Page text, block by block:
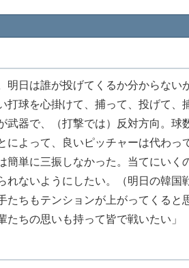
明日は誰が投げてくるか分からない
打球を心掛けて、捕って、投げて、
武器で、（打撃では）反対方向。球
によって、良いピッチャーは代わっ
簡単に三振しなかった。当てにいく
れないようにしたい。（明日の韓国
たちもテンションが上がってくると
ちの思いも持って皆で戦いたい」